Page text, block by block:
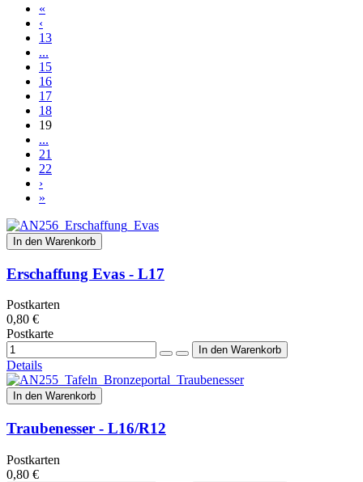
«
‹
13
...
15
16
17
18
19
...
21
22
›
»
In den Warenkorb
Erschaffung Evas - L17
Postkarten
0,80 €
Postkarte
Details
In den Warenkorb
Traubenesser - L16/R12
Postkarten
0,80 €